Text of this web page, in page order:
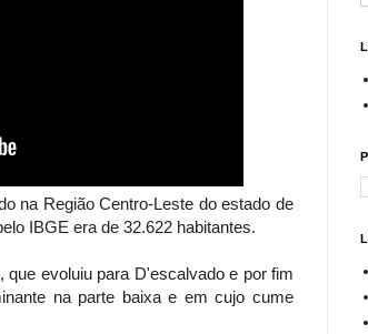
na Região Centro-Leste do estado de
IBGE era de 32.622 habitantes.
evoluiu para D'escalvado e por fim
na parte baixa e em cujo cume